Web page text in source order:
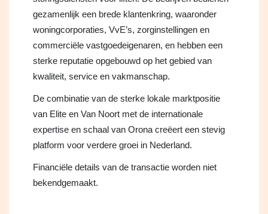
gezamenlijk een brede klantenkring, waaronder
woningcorporaties, VvE’s, zorginstellingen en
commerciële vastgoedeigenaren, en hebben een
sterke reputatie opgebouwd op het gebied van
kwaliteit, service en vakmanschap.
De combinatie van de sterke lokale marktpositie
van Elite en Van Noort met de internationale
expertise en schaal van Orona creëert een stevig
platform voor verdere groei in Nederland.
Financiële details van de transactie worden niet
bekendgemaakt.